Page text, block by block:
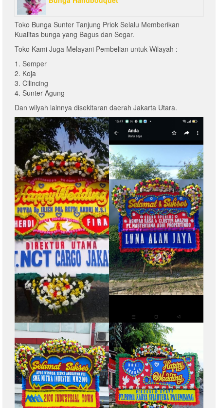
Toko Bunga Sunter Tanjung Priok Selalu Memberikan
Kualitas bunga yang Bagus dan Segar.
Toko Kami Juga Melayani Pembelian untuk Wilayah :
1. Semper
2. Koja
3. Cilincing
4. Sunter Agung
Dan wilyah lainnya disekitaran daerah Jakarta Utara.